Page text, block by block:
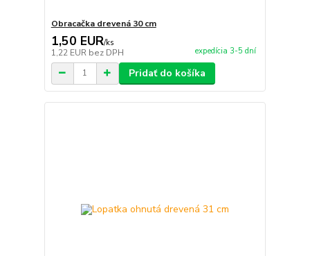
Obracačka drevená 30 cm
1,50 EUR/ks
1,22 EUR bez DPH expedícia 3-5 dní
Pridať do košíka